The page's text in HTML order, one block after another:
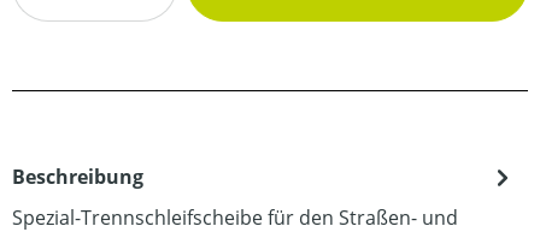
Beschreibung
Spezial-Trennschleifscheibe für den Straßen- und